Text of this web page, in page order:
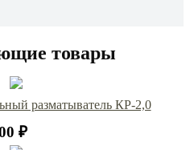
товары
разматыватель КР-2,0
₽